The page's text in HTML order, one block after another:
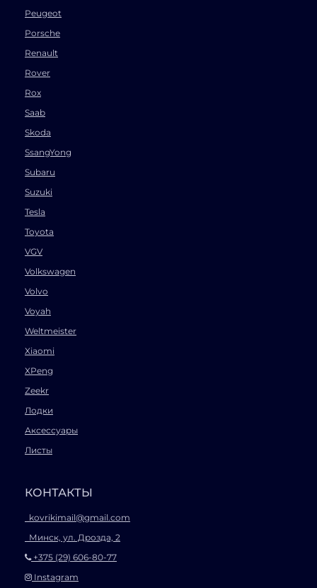
Peugeot
Porsche
Renault
Rover
Rox
Saab
Skoda
SsangYong
Subaru
Suzuki
Tesla
Toyota
VGV
Volkswagen
Volvo
Voyah
Weltmeister
Xiaomi
XPeng
Zeekr
Лодки
Аксессуары
Листы
КОНТАКТЫ
kovrikimail@gmail.com
Минск, ул. Дрозда, 2
+375 (29) 606-80-77
Instagram